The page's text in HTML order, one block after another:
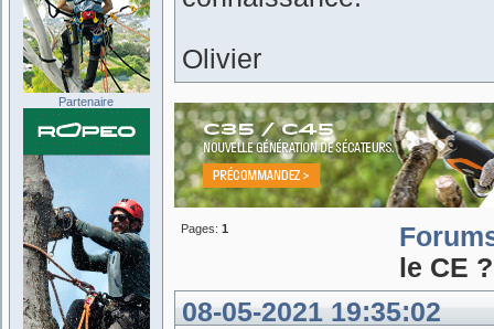
Olivier
Pages: 1
le CE
08-05-2021 19:35:02
Partenaire